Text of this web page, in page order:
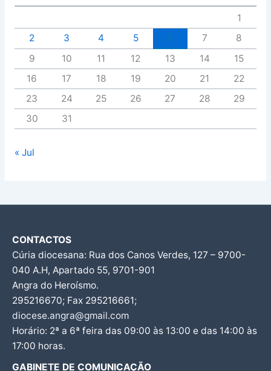
1
2
3 4 5 7
8
9
10 11 12 13 14
15
16
17 18 19 20 21
22
23
24 25 26 27 28
29
30
31
« Jul
CONTACTOS
Cúria diocesana: Rua dos Canos Verdes, 127 – 9700-
040 A.H, Apartado 55, 9701-901
Angra do Heroísmo.
295216670; Fax 295216661;
diocese.angra@gmail.com
Horário: 2ª a 6ª feira das 09:00 às 13:00 e das 14:00 às
17:00 horas.
GABINETE DE COMUNICAÇÃO